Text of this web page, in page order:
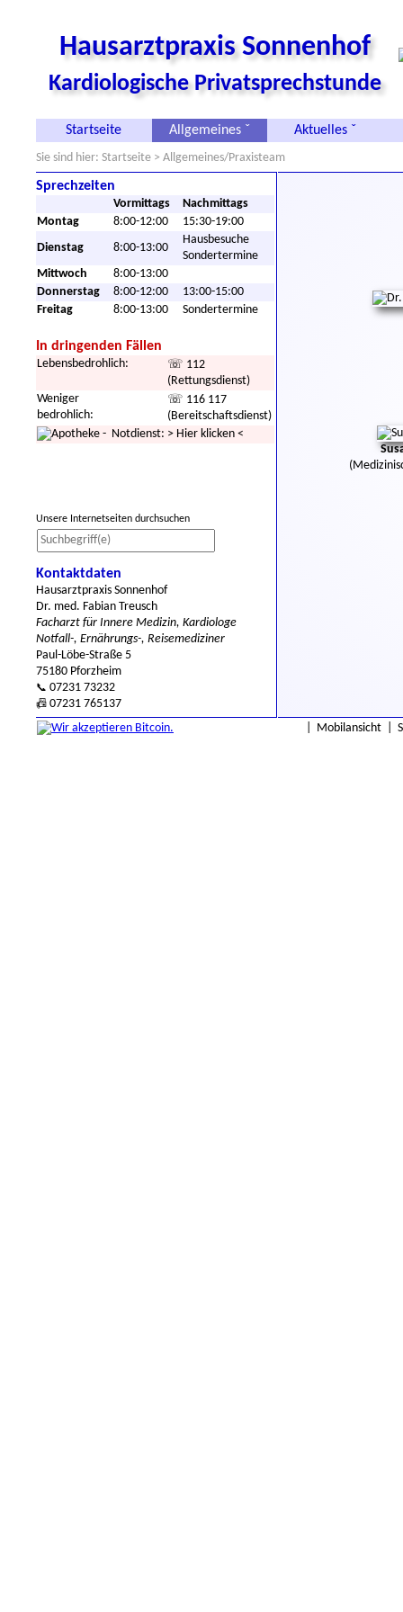
Hausarztpraxis Sonnenhof
Kardiologische Privatsprechstunde
Startseite Allgemeines ˇ Aktuelles ˇ
Sie sind hier: Startseite > Allgemeines/Praxisteam
Sprechzeiten
Vormittags
Nachmittags
Montag
8:00-12:00
15:30-19:00
Dienstag
8:00-13:00
Hausbesuche
Sondertermine
Mittwoch
8:00-13:00
Donnerstag
8:00-12:00
13:00-15:00
Freitag
8:00-13:00 Sondertermine
In dringenden Fällen
Lebensbedrohlich:
☏ 112
(Rettungsdienst)
Weniger
bedrohlich:
☏ 116 117
(Bereitschaftsdienst)
- Notdienst: > Hier klicken <
Unsere Internetseiten durchsuchen
Kontaktdaten
Hausarztpraxis Sonnenhof
Dr. med. Fabian Treusch
Facharzt für Innere Medizin, Kardiologe
Notfall-, Ernährungs-, Reisemediziner
Paul-Löbe-Straße 5
75180 Pforzheim
📞 07231 73232
📠 07231 765137
Mobilansicht